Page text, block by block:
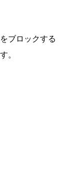
ブロックする
。